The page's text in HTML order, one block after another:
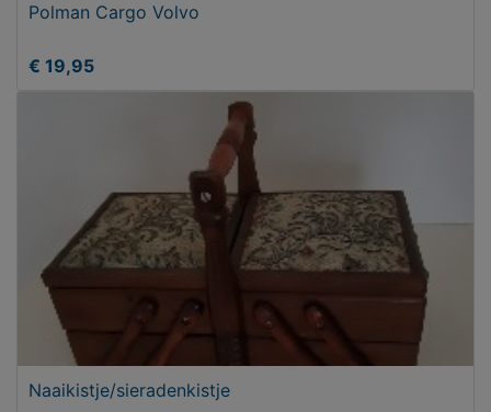
Polman Cargo Volvo
€ 19,95
Naaikistje/sieradenkistje